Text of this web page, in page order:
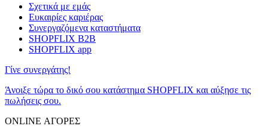
Σχετικά με εμάς
Ευκαιρίες καριέρας
Συνεργαζόμενα καταστήματα
SHOPFLIX B2B
SHOPFLIX app
Γίνε συνεργάτης!
Άνοιξε τώρα το δικό σου κατάστημα SHOPFLIX και αύξησε τις
πωλήσεις σου.
ONLINE ΑΓΟΡΕΣ